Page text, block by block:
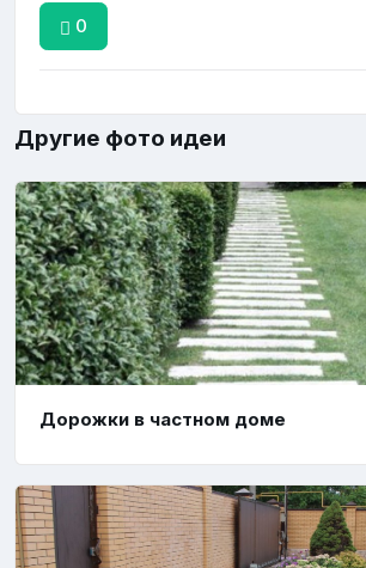
0
Другие фото идеи
Дорожки в частном доме